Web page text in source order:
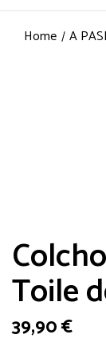
Home A
Toile
39,90€